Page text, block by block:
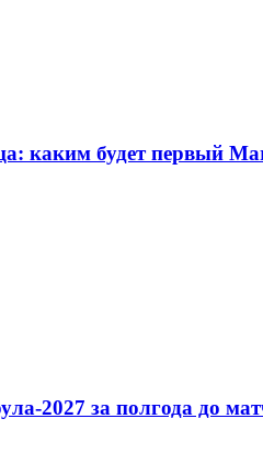
каким будет первый
2027 за полгода до